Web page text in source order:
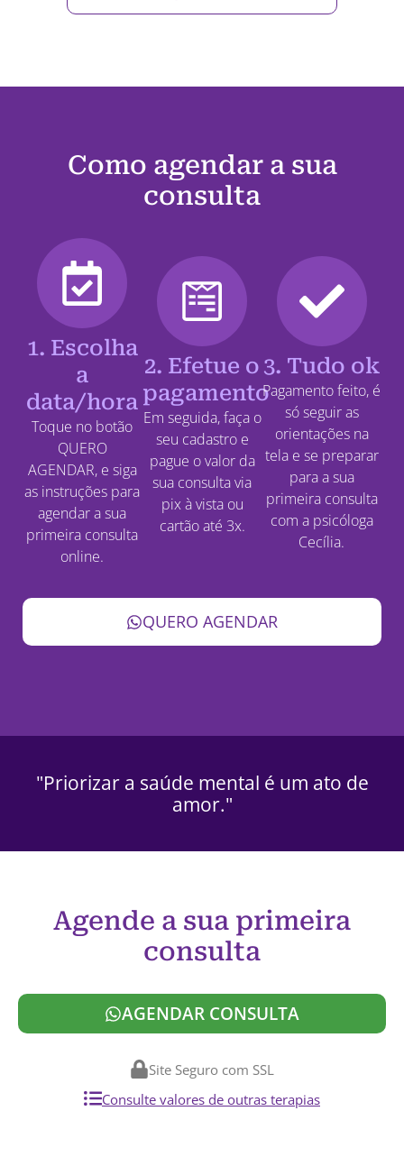
Como agendar a sua
consulta
1. Escolha
a
data/hora
Toque no botão
QUERO
AGENDAR, e siga
as instruções para
agendar a sua
primeira consulta
online.
2. Efetue o
pagamento
Em seguida, faça o
seu cadastro e
pague o valor da
sua consulta via
pix à vista ou
cartão até 3x.
3. Tudo ok
Pagamento feito, é
só seguir as
orientações na
tela e se preparar
para a sua
primeira consulta
com a psicóloga
Cecília.
QUERO AGENDAR
"Priorizar a saúde mental é um ato de
amor."
Agende a sua primeira
consulta
AGENDAR CONSULTA
Site Seguro com SSL
Consulte valores de outras terapias